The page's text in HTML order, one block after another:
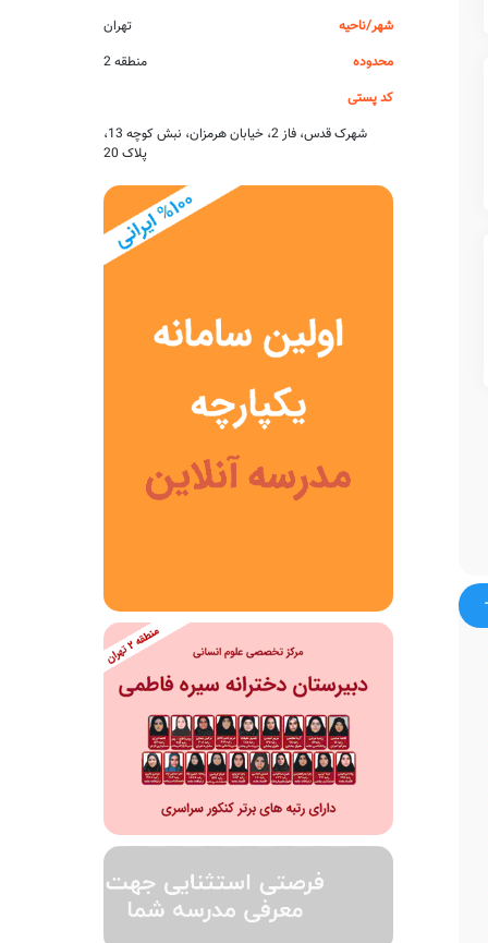
شهر/ناحیه
تهران
محدوده
منطقه 2
کد پستی
شهرک قدس، فاز 2، خیابان هرمزان، نبش کوچه 13،
پلاک 20